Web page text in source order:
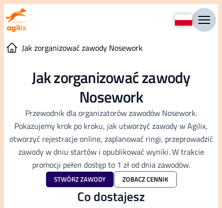
Jak zorganizować zawody Nosework
Jak zorganizować zawody
Nosework
Przewodnik dla organizatorów zawodów Nosework.
Pokazujemy krok po kroku, jak utworzyć zawody w Agilix,
otworzyć rejestracje online, zaplanować ringi, przeprowadzić
zawody w dniu startów i opublikować wyniki. W trakcie
promocji pełen dostęp to 1 zł od dnia zawodów.
STWÓRZ ZAWODY ZOBACZ CENNIK
Co dostajesz